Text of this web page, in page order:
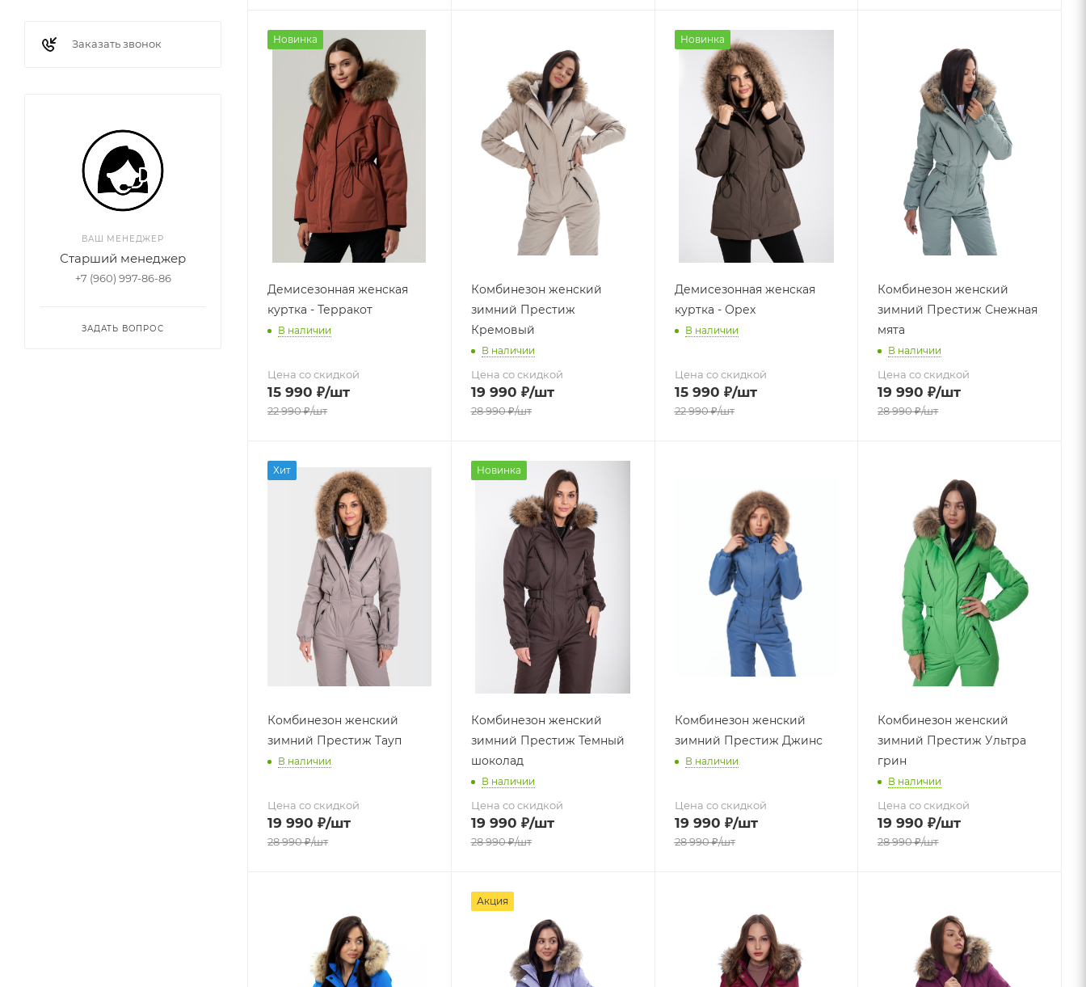
Новинка
Демисезонная женская
куртка - Терракот
В наличии
Цена со скидкой
15 990 ₽/шт
22 990₽/шт
Комбинезон женский
зимний Престиж
Кремовый
В наличии
Цена со скидкой
19 990 ₽/шт
28 990₽/шт
Новинка
Демисезонная женская
куртка - Орех
В наличии
Цена со скидкой
15 990 ₽/шт
22 990₽/шт
Комбинезон женский
зимний Престиж Снежная
мята
В наличии
Цена со скидкой
19 990 ₽/шт
28 990₽/шт
Хит
Комбинезон женский
зимний Престиж Тауп
В наличии
Цена со скидкой
19 990 ₽/шт
28 990₽/шт
Новинка
Комбинезон женский
зимний Престиж Темный
шоколад
В наличии
Цена со скидкой
19 990 ₽/шт
28 990₽/шт
Комбинезон женский
зимний Престиж Джинс
В наличии
Цена со скидкой
19 990 ₽/шт
28 990₽/шт
Комбинезон женский
зимний Престиж Ультра
грин
В наличии
Цена со скидкой
19 990 ₽/шт
28 990₽/шт
Акция
Заказать звонок
ВАШ МЕНЕДЖЕР
Старший менеджер
+7 (960) 997-86-86
ЗАДАТЬ ВОПРОС